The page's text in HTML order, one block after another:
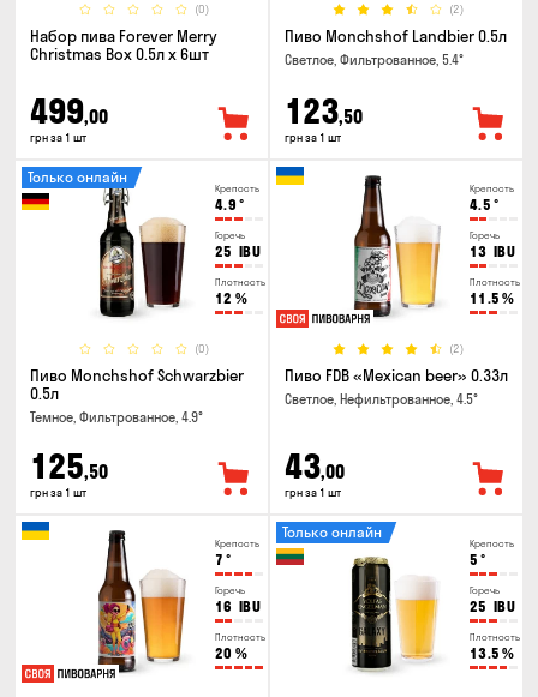
(0)
Набор пива Forever Merry
Christmas Box 0.5л x 6шт
499,00
грн за 1 шт
(2)
Пиво Monchshof Landbier 0.5л
Светлое, Фильтрованное, 5.4°
123,50
грн за 1 шт
Крепость
4.9 °
Горечь
25 IBU
Плотность
12 %
(0)
Только онлайн
Пиво Monchshof Schwarzbier
0.5л
Темное, Фильтрованное, 4.9°
125,50
грн за 1 шт
Крепость
4.5 °
Горечь
13 IBU
Плотность
11.5 %
(2)
Пиво FDB «Mexican beer» 0.33л
Светлое, Нефильтрованное, 4.5°
43,00
грн за 1 шт
Крепость
7 °
Горечь
16 IBU
Плотность
20 %
Крепость
5 °
Горечь
25 IBU
Плотность
13.5 %
Только онлайн